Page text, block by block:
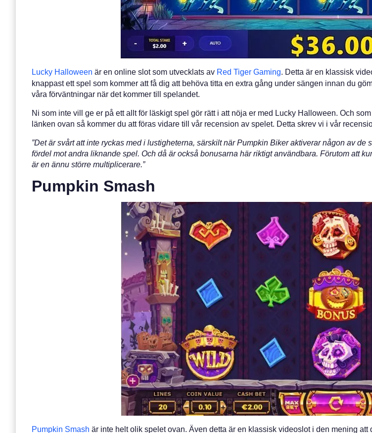
Lucky Halloween är en online slot som utvecklats av Red Tiger Gaming. Detta är en klassisk
knappast ett spel som kommer att få dig att behöva titta en extra gång under sängen innan du
våra förväntningar när det kommer till spelandet.
Ni som inte vill ge er på ett allt för läskigt spel gör rätt i att nöja er med Lucky Halloween. Och
länken ovan så kommer du att föras vidare till vår recension av spelet. Detta skrev vi i vår
”Det är svårt att inte ryckas med i lustigheterna, särskilt när Pumpkin Biker aktiverar någon av
fördel mot andra liknande spel. Och då är också bonusarna här riktigt användbara. Förutom att
är en ännu större multiplicerare.”
Pumpkin Smash
Pumpkin Smash är inte helt olik spelet ovan. Även detta är en klassisk videoslot i den mening